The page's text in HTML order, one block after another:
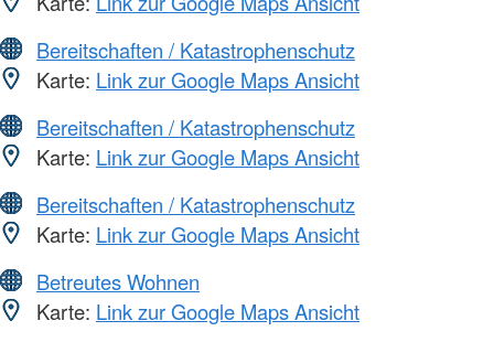
Bereitschaften / Katastrophenschutz
Karte: Link zur Google Maps Ansicht
Bereitschaften / Katastrophenschutz
Karte: Link zur Google Maps Ansicht
Bereitschaften / Katastrophenschutz
Karte: Link zur Google Maps Ansicht
Betreutes Wohnen
Karte: Link zur Google Maps Ansicht